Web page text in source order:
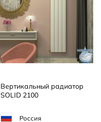
Вертикальный радиатор
SOLID 2100
Россия